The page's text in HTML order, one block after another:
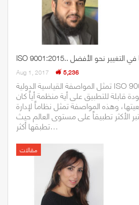
Aug 1, 2017 5,236
تمثل المواصفة القياسية الدولية ISO 9001:2015 متطلبات
قابلة للتطبيق على أية منظمة أياً كان
وهذه المواصفة تمثل نظاماً لإدارة
الأكثر تطبيقاً على مستوى العالم حيث
تطبقها أكثر…
مقالات